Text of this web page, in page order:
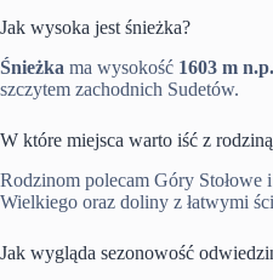
Jak wysoka jest śnieżka?
Śnieżka ma wysokość 1603 m
szczytem zachodnich Sudetów.
W które miejsca warto iść z
Rodzinom polecam Góry Stołowe
Wielkiego oraz doliny z łatwymi
Jak wygląda sezonowość